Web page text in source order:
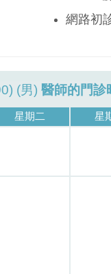
網路初